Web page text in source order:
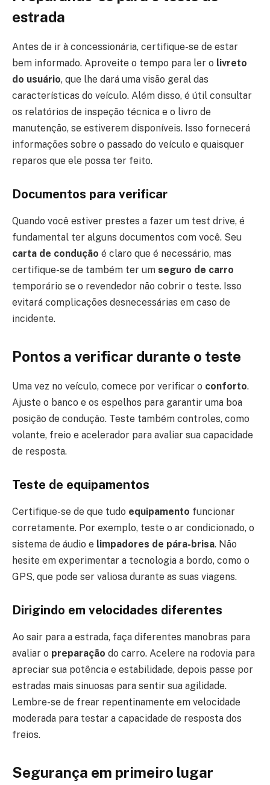
estrada
Antes de ir à concessionária, certifique-se de estar
bem informado. Aproveite o tempo para ler o livreto
do usuário, que lhe dará uma visão geral das
características do veículo. Além disso, é útil consultar
os relatórios de inspeção técnica e o livro de
manutenção, se estiverem disponíveis. Isso fornecerá
informações sobre o passado do veículo e quaisquer
reparos que ele possa ter feito.
Documentos para verificar
Quando você estiver prestes a fazer um test drive, é
fundamental ter alguns documentos com você. Seu
carta de condução é claro que é necessário, mas
certifique-se de também ter um seguro de carro
temporário se o revendedor não cobrir o teste. Isso
evitará complicações desnecessárias em caso de
incidente.
Pontos a verificar durante o teste
Uma vez no veículo, comece por verificar o conforto.
Ajuste o banco e os espelhos para garantir uma boa
posição de condução. Teste também controles, como
volante, freio e acelerador para avaliar sua capacidade
de resposta.
Teste de equipamentos
Certifique-se de que tudo equipamento funcionar
corretamente. Por exemplo, teste o ar condicionado, o
sistema de áudio e limpadores de pára-brisa. Não
hesite em experimentar a tecnologia a bordo, como o
GPS, que pode ser valiosa durante as suas viagens.
Dirigindo em velocidades diferentes
Ao sair para a estrada, faça diferentes manobras para
avaliar o preparação do carro. Acelere na rodovia para
apreciar sua potência e estabilidade, depois passe por
estradas mais sinuosas para sentir sua agilidade.
Lembre-se de frear repentinamente em velocidade
moderada para testar a capacidade de resposta dos
freios.
Segurança em primeiro lugar